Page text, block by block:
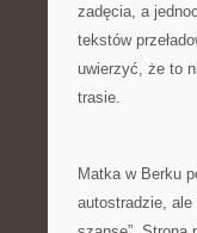
zadęcia, a
tekstów
uwierzyć, że to
trasie.
Matka w Berku
autostradzie, ale